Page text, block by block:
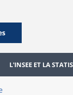
L'INSEE ET LA